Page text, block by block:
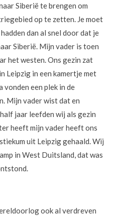
Siberië te brengen om
op te zetten. Je moet
dan al snel door dat je
Siberië. Mijn vader is toen
het westen. Ons gezin zat
Leipzig in een kamertje met
vonden een plek in de
Mijn vader wist dat en
jaar leefden wij als gezin
heeft mijn vader heeft ons
uit Leipzig gehaald. Wij
in West Duitsland, dat was
ook al verdreven